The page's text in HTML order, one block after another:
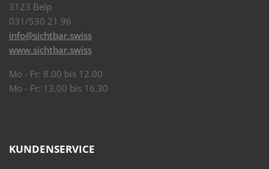
3123 Belp
031/530 21 96
info@sichtbar.swiss
www.sichtbar.swiss
Mo - Fr: 8.00 bis 12.00
Mo - Fr: 13.00 bis 16.30
KUNDENSERVICE